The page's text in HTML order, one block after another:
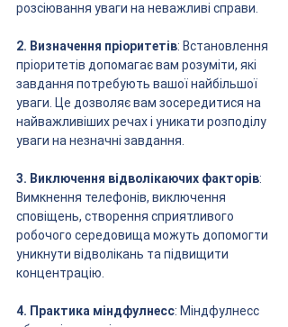
розсіювання уваги на неважливі справи.
2. Визначення пріоритетів: Встановлення
пріоритетів допомагає вам розуміти, які
завдання потребують вашої найбільшої
уваги. Це дозволяє вам зосередитися на
найважливіших речах і уникати розподілу
уваги на незначні завдання.
3. Виключення відволікаючих факторів:
Вимкнення телефонів, виключення
сповіщень, створення сприятливого
робочого середовища можуть допомогти
уникнути відволікань та підвищити
концентрацію.
4. Практика міндфулнесс: Міндфулнесс